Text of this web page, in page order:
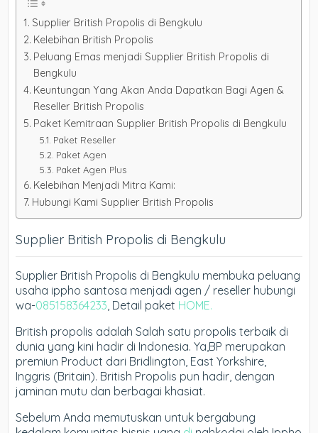
Supplier British Propolis di Bengkulu
Kelebihan British Propolis
Peluang Emas menjadi Supplier British Propolis di
Bengkulu
Keuntungan Yang Akan Anda Dapatkan Bagi Agen &
Reseller British Propolis
Paket Kemitraan Supplier British Propolis di Bengkulu
Paket Reseller
Paket Agen
Paket Agen Plus
Kelebihan Menjadi Mitra Kami:
Hubungi Kami Supplier British Propolis
Supplier British Propolis di Bengkulu
Supplier British Propolis di Bengkulu membuka peluang
usaha ippho santosa menjadi agen / reseller hubungi
wa-085158364233, Detail paket HOME.
British propolis adalah Salah satu propolis terbaik di
dunia yang kini hadir di Indonesia. Ya,BP merupakan
premiun Product dari Bridlington, East Yorkshire,
Inggris (Britain). British Propolis pun hadir, dengan
jaminan mutu dan berbagai khasiat.
Sebelum Anda memutuskan untuk bergabung